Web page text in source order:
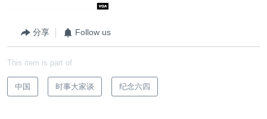
分享 Follow us
This item is part of
中国 时事大家谈 纪念六四